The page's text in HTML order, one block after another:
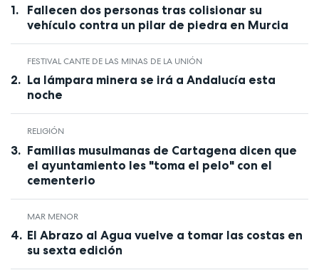
Fallecen dos personas tras colisionar su
vehículo contra un pilar de piedra en Murcia
FESTIVAL CANTE DE LAS MINAS DE LA UNIÓN
La lámpara minera se irá a Andalucía esta
noche
RELIGIÓN
Familias musulmanas de Cartagena dicen que
el ayuntamiento les "toma el pelo" con el
cementerio
MAR MENOR
El Abrazo al Agua vuelve a tomar las costas en
su sexta edición